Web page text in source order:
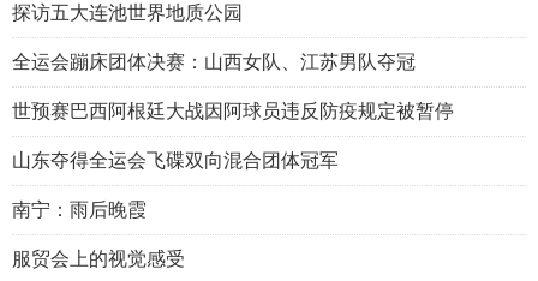
探访五大连池世界地质公园
全运会蹦床团体决赛：山西女队、江苏男队夺冠
世预赛巴西阿根廷大战因阿球员违反防疫规定被暂停
山东夺得全运会飞碟双向混合团体冠军
南宁：雨后晚霞
服贸会上的视觉感受